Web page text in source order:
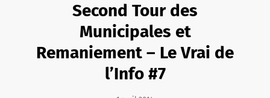
Second Tour des
Municipales et
Remaniement – Le Vrai de
l’Info #7